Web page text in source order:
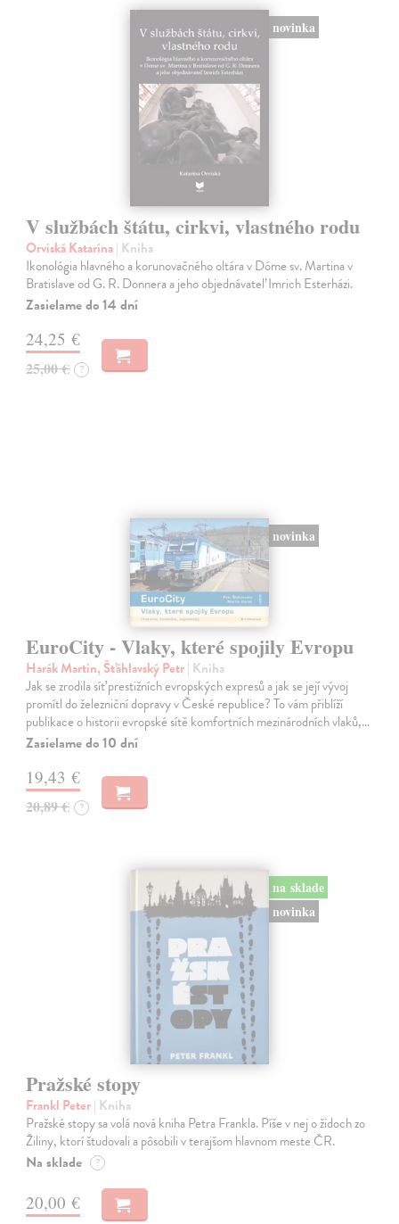
novinka
V službách štátu, cirkvi, vlastného rodu
Orviská Katarína| Kniha
Ikonológia hlavného a korunovačného oltára v Dóme sv. Martina v
Bratislave od G. R. Donnera a jeho objednávateľ Imrich Esterházi.
Zasielame do 14 dní
24,25 €
25,00 € ?
novinka
EuroCity - Vlaky, které spojily Evropu
Harák Martin, Šťáhlavský Petr| Kniha
Jak se zrodila síť prestižních evropských expresů a jak se její vývoj
promítl do železniční dopravy v České republice? To vám přiblíží
publikace o historii evropské sítě komfortních mezinárodních vlaků,…
Zasielame do 10 dní
19,43 €
20,89 € ?
na sklade
novinka
Pražské stopy
Frankl Peter| Kniha
Pražské stopy sa volá nová kniha Petra Frankla. Píše v nej o židoch zo
Žiliny, ktorí študovali a pôsobili v terajšom hlavnom meste ČR.
Na sklade ?
20,00 €